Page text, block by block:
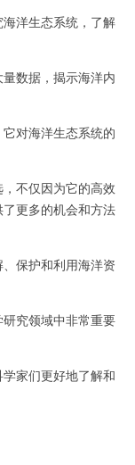
洋生态系统，了解
数据，揭示海洋内
对海洋生态系统的
不仅因为它的高效
更多的机会和方法
保护和利用海洋资
究领域中非常重要
家们更好地了解和